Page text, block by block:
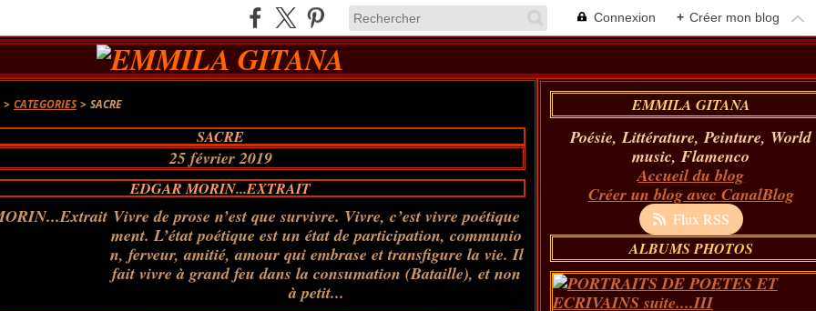
Connexion + Créer mon blog
> CATEGORIES > SACRE
SACRE
25 février 2019
EDGAR MORIN...EXTRAIT
Vivre de prose n’est que survivre. Vivre, c’est vivre poétique
ment. L’état poétique est un état de participation, communio
n, ferveur, amitié, amour qui embrase et transfigure la vie. Il
fait vivre à grand feu dans la consumation (Bataille), et non
à petit...
EMMILA GITANA
Poésie, Littérature, Peinture, World
music, Flamenco
Accueil du blog
Créer un blog avec CanalBlog
Flux RSS
ALBUMS PHOTOS